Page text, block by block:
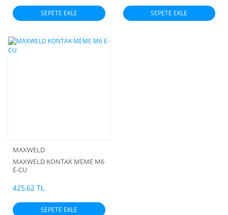
SEPETE EKLE SEPETE EKLE
MAXWELD
MAXWELD KONTAK MEME M6
E-CU
425,62 TL
SEPETE EKLE